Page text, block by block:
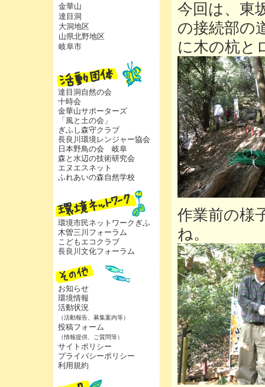
金華山
達目洞
大洞地区
山県北野地区
岐阜市
達目洞自然の会
十時会
金華山サポーターズ
「風と土の会」
ぎふし森守クラブ
長良川環境レンジャー協会
日本野鳥の会 岐阜
森と水辺の技術研究会
エヌエスネット
ふれあいの森自然学校
環境市民ネットワークぎふ
木曽三川フォーラム
こどもエコクラブ
長良川文化フォーラム
お知らせ
環境情報
活動状況
（活動報告、募集案内等）
投稿フォーム
（情報提供、ご質問等）
サイトポリシー
プライバシーポリシー
利用規約
今回は、東
の接続部の
に木の杭と
作業前の様
ね。